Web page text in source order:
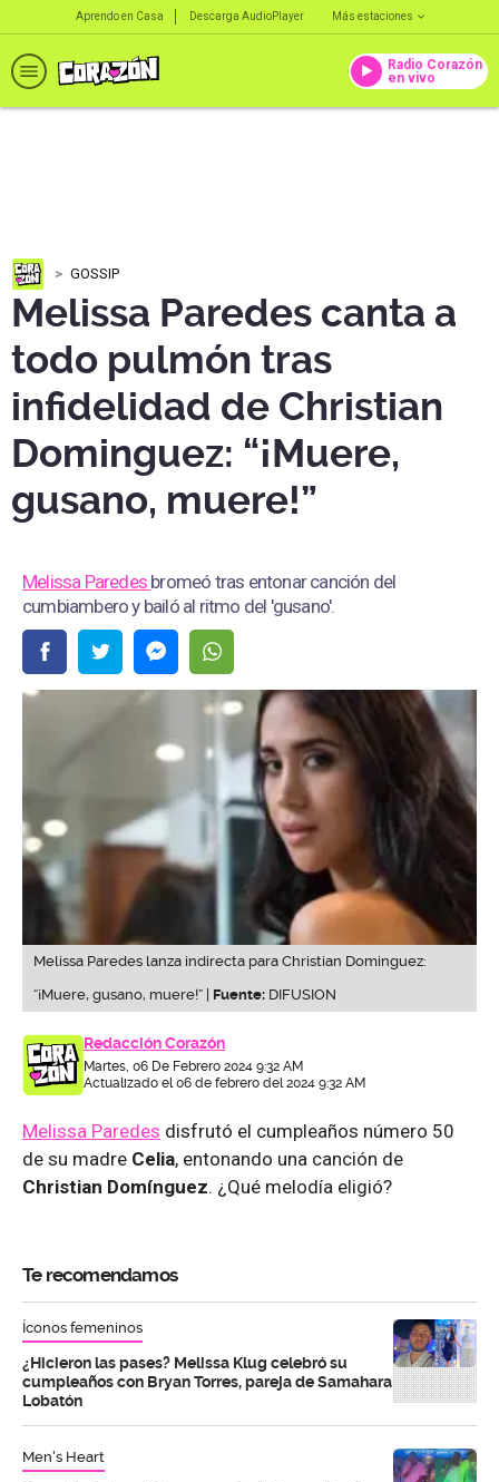
Aprendo en Casa Descarga AudioPlayer Más estaciones
Radio Corazón
en vivo
GOSSIP
Melissa Paredes canta a
todo pulmón tras
infidelidad de Christian
Dominguez: “¡Muere,
gusano, muere!”
Melissa Paredes bromeó tras entonar canción del
cumbiambero y bailó al ritmo del 'gusano'.
Melissa Paredes lanza indirecta para Christian Dominguez:
“¡Muere, gusano, muere!” | Fuente: DIFUSION
Redacción Corazón
Martes, 06 De Febrero 2024 9:32 AM
Actualizado el 06 de febrero del 2024 9:32 AM
Melissa Paredes disfrutó el cumpleaños número 50
de su madre Celia, entonando una canción de
Christian Domínguez. ¿Qué melodía eligió?
Te recomendamos
Íconos femeninos
¿Hicieron las pases? Melissa Klug celebró su
cumpleaños con Bryan Torres, pareja de Samahara
Lobatón
Men's Heart